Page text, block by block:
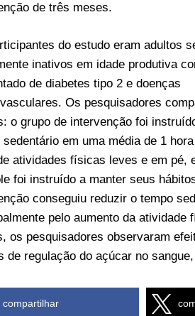
de três meses.
do estudo eram adultos
inativos em idade produtiva
de diabetes tipo 2 e doenças
Os pesquisadores
o grupo de intervenção foi
sedentário em uma média de 1
atividades físicas leves e em pé,
foi instruído a manter seus
conseguiu reduzir o tempo
pelo aumento da
os pesquisadores observaram
de regulação do açúcar no
compartilhar